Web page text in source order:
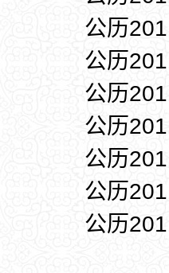
公历
公历
公历
公历
公历
公历
公历